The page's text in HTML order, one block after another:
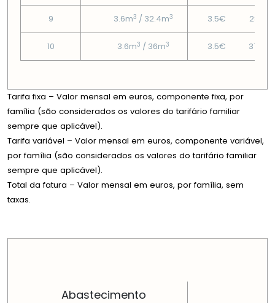
9 3.6m3 / 32.4m3 3.5€
10 3.6m3 / 36m3 3.5€
Tarifa fixa – Valor mensal em euros, componente fixa, por
família (são considerados os valores do tarifário familiar
sempre que aplicável).
Tarifa variável – Valor mensal em euros, componente variável,
por família (são considerados os valores do tarifário familiar
sempre que aplicável).
Total da fatura – Valor mensal em euros, por família, sem
taxas.
Abastecimento